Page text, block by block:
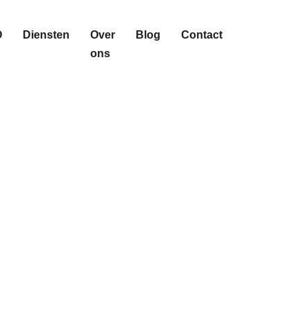
Diensten
Over
ons
Blog Contact